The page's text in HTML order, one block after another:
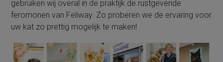
gebruiken wij overal in de praktijk de rustgevende
feromonen van Feliway. Zo proberen we de ervaring voor
uw kat zo prettig mogelijk te maken!